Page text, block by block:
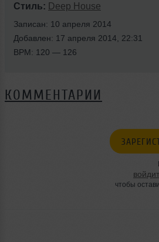
Стиль: Deep House
Записан: 10 апреля 2014
Добавлен: 17 апреля 2014, 22:31
BPM: 120 — 126
КОММЕНТАРИИ
чтобы